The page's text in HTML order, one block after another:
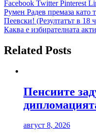
Facebook TwitterPinterest
Навигация
Румен Радев премаза като
Пеевски! (Резултатът в 18
Каква е избирателната
Related Posts
Пенсиите
август 8, 2026